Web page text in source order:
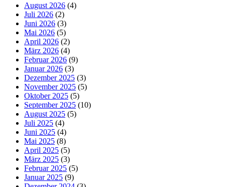
August 2026 (4)
Juli 2026 (2)
Juni 2026 (3)
Mai 2026 (5)
April 2026 (2)
März 2026 (4)
Februar 2026 (9)
Januar 2026 (3)
Dezember 2025 (3)
November 2025 (5)
Oktober 2025 (5)
September 2025 (10)
August 2025 (5)
Juli 2025 (4)
Juni 2025 (4)
Mai 2025 (8)
April 2025 (5)
März 2025 (3)
Februar 2025 (5)
Januar 2025 (9)